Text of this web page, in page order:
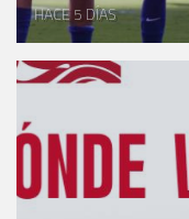
HACE 5 DÍAS